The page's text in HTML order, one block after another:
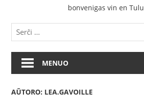
bonvenigas vin en
MENUO
AŬTORO: LEA.GAVOILLE